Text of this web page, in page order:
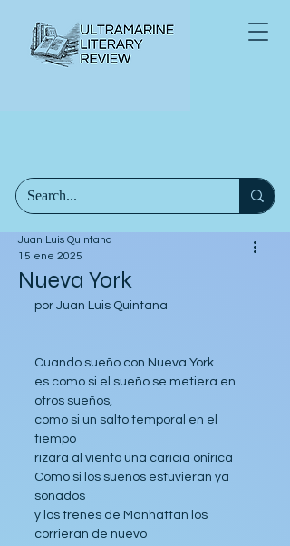
Nueva York
Juan Luis Quintana
15 ene 2025
por Juan Luis Quintana
Cuando sueño con Nueva York
es como si el sueño se metiera en
otros sueños,
como si un salto temporal en el
tiempo
rizara al viento una caricia onírica
Como si los sueños estuvieran ya
soñados
y los trenes de Manhattan los
corrieran de nuevo